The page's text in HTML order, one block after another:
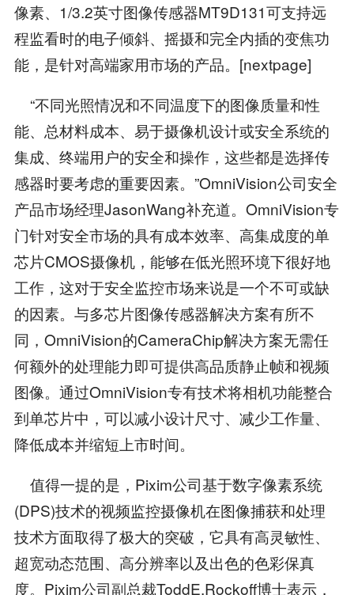
像素、1/3.2英寸图像传感器MT9D131可支持远
程监看时的电子倾斜、摇摄和完全内插的变焦功
能，是针对高端家用市场的产品。[nextpage]
“不同光照情况和不同温度下的图像质量和性
能、总材料成本、易于摄像机设计或安全系统的
集成、终端用户的安全和操作，这些都是选择传
感器时要考虑的重要因素。”OmniVision公司安全
产品市场经理JasonWang补充道。OmniVision专
门针对安全市场的具有成本效率、高集成度的单
芯片CMOS摄像机，能够在低光照环境下很好地
工作，这对于安全监控市场来说是一个不可或缺
的因素。与多芯片图像传感器解决方案有所不
同，OmniVision的CameraChip解决方案无需任
何额外的处理能力即可提供高品质静止帧和视频
图像。通过OmniVision专有技术将相机功能整合
到单芯片中，可以减小设计尺寸、减少工作量、
降低成本并缩短上市时间。
值得一提的是，Pixim公司基于数字像素系统
(DPS)技术的视频监控摄像机在图像捕获和处理
技术方面取得了极大的突破，它具有高灵敏性、
超宽动态范围、高分辨率以及出色的色彩保真
度。Pixim公司副总裁ToddE.Rockoff博士表示，